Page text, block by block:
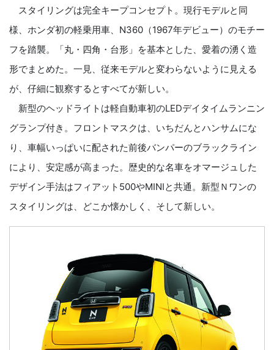
スタイリングは完全キープコンセプト。現行モデルと同
様、ホンダ初の軽乗用車、N360（1967年デビュー）のモチー
フを踏襲。「丸・四角・台形」を基本とした、愛着の湧く造
形でまとめた。一見、従来モデルと変わらないように見える
が、仔細に観察するとすべてが新しい。
新型のヘッドライトは軽自動車初のLEDデイタイムランニン
グランプ付き。フロントマスクは、いちだんとハンサムにな
り、車幅いっぱいに配された前後バンパーのブラックライン
により、安定感が高まった。歴史的な名車をオマージュした
デザイン手法はフィアット500やMINIと共通。新型Ｎワンの
スタイリングは、どこか懐かしく、そして新しい。